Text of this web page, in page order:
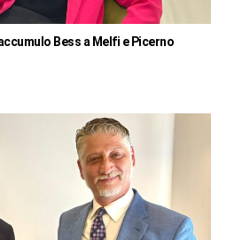
Bess a Melfi e Picerno